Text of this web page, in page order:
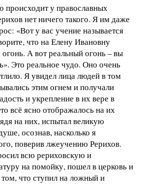
происходит у православных
нет ничего такого. Я им даже
«Вот у вас учение называется
что на Елену Ивановну
А вот реальный огонь – вы
Это реальное чудо. Оно очень
Я увидел лица людей в том
этим огнем и получали
и укрепление в их вере в
всё ясно отображалось на их
на них, испытал великую
осознав, насколько я
поверив лжеучению Рерихов.
всю рериховскую и
на помойку, пошел в церковь и
что ступил на ложный и